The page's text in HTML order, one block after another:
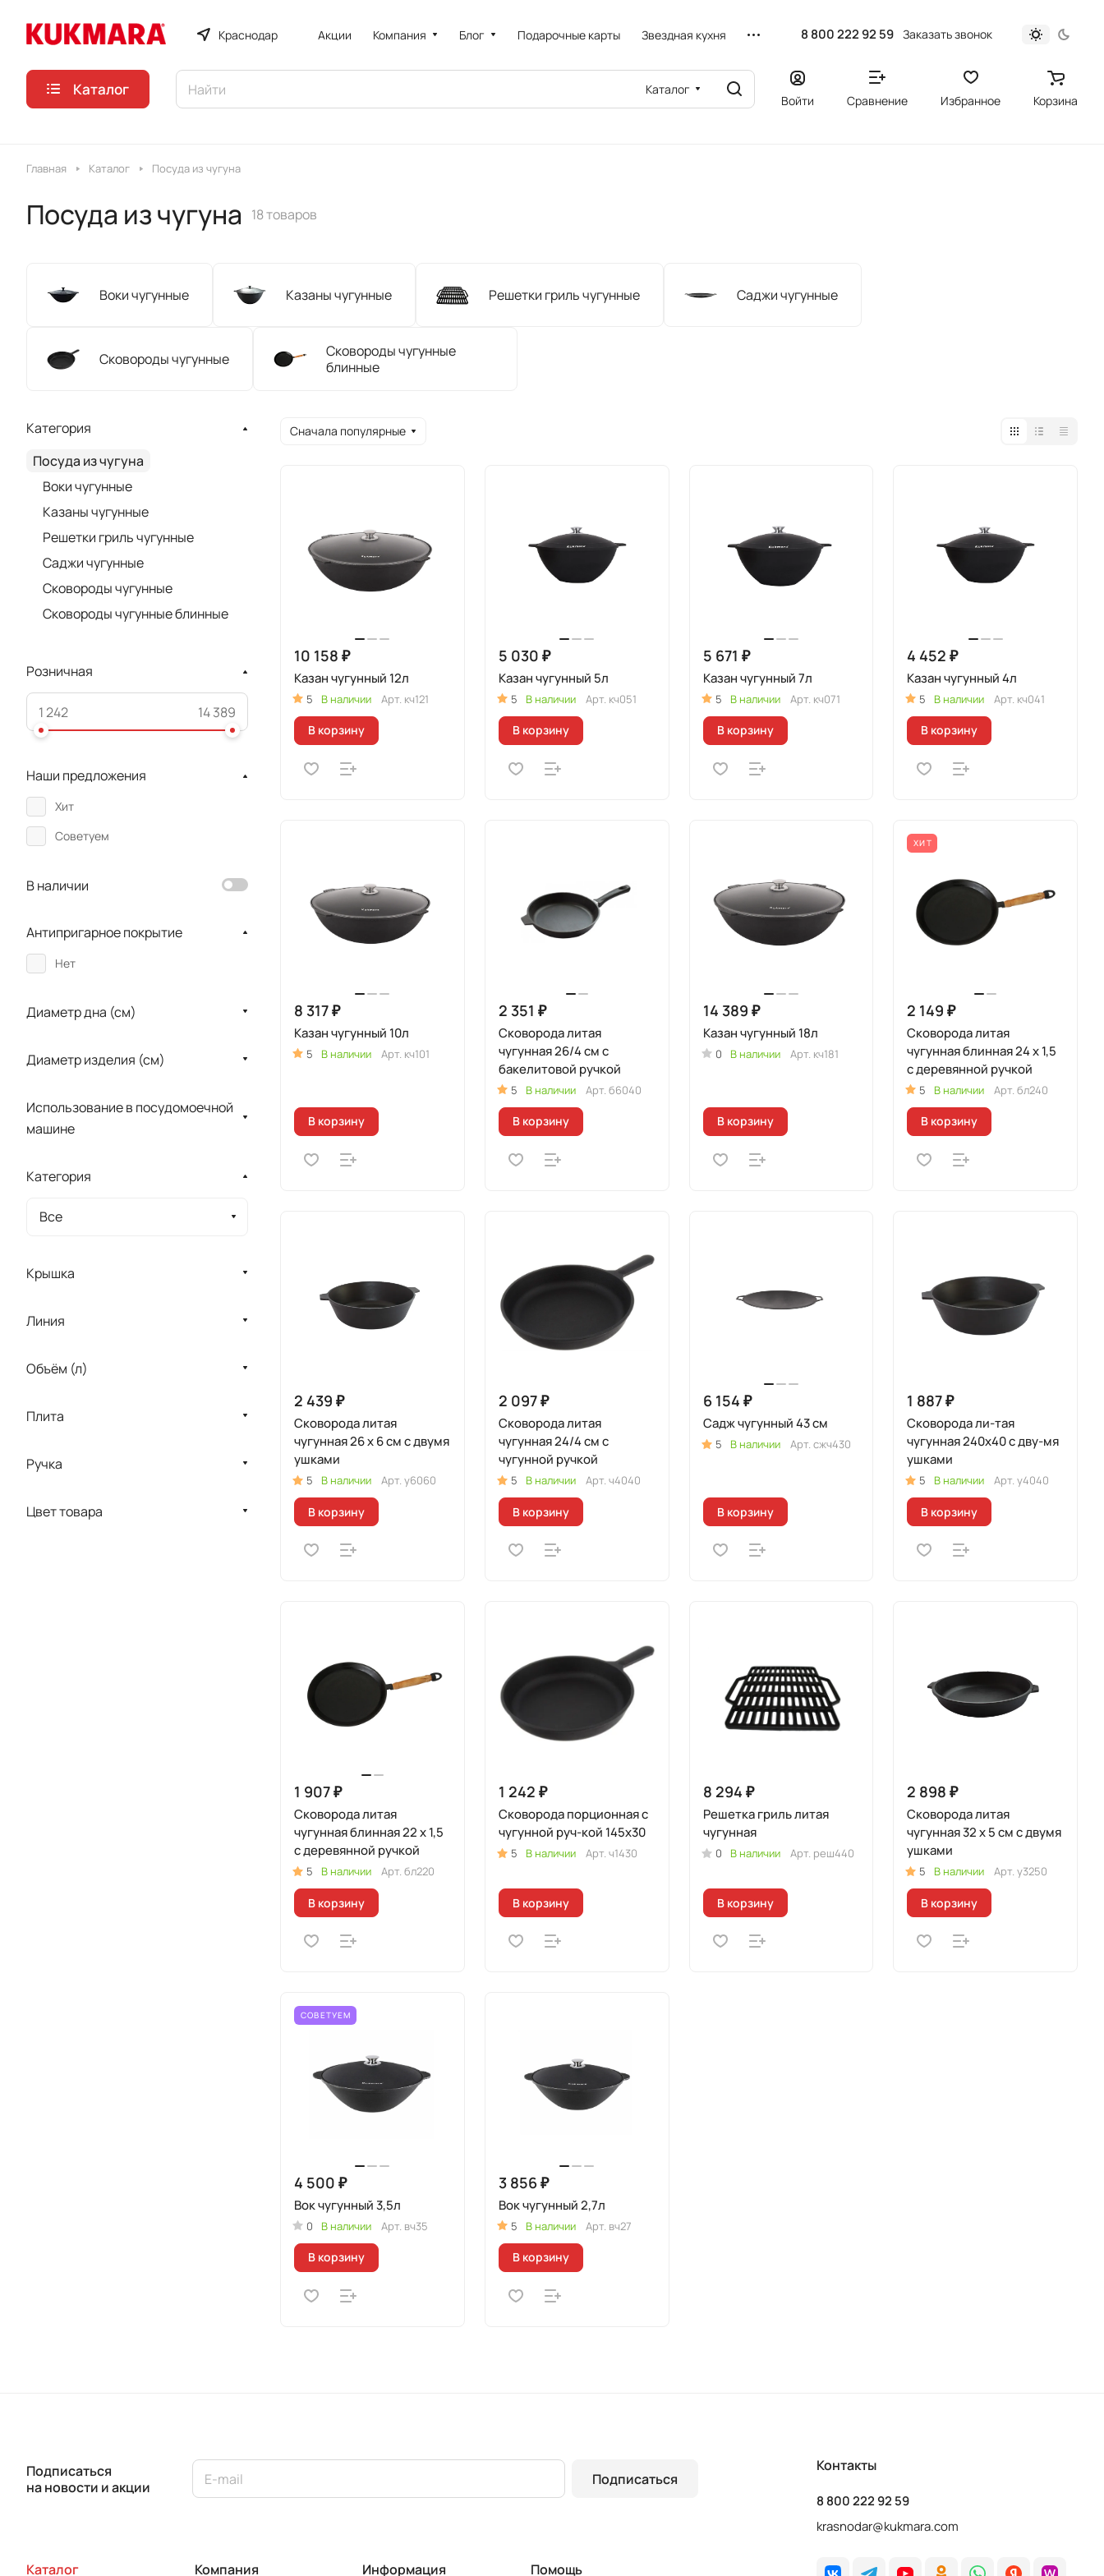
Краснодар Акции Компания Блог Подарочные карты Звездная кухня 8 800 222 92 59 Заказать звонок
Каталог Каталог
Войти Сравнение Избранное Корзина
Главная Каталог Посуда из чугуна
Посуда из чугуна 18 товаров
Воки чугунные Казаны чугунные Решетки гриль чугунные Саджи чугунные
Сковороды чугунные
Сковороды чугунные
блинные
Сначала популярные
10 158 ₽
Казан чугунный 12л
5 В наличии Арт. кч121
В корзину
5 030 ₽
Казан чугунный 5л
5 В наличии Арт. кч051
В корзину
5 671 ₽
Казан чугунный 7л
5 В наличии Арт. кч071
В корзину
4 452 ₽
Казан чугунный 4л
5 В наличии Арт. кч041
В корзину
8 317 ₽
Казан чугунный 10л
5 В наличии Арт. кч101
В корзину
2 351 ₽
Сковорода литая
чугунная 26/4 см с
бакелитовой ручкой
5 В наличии Арт. б6040
В корзину
14 389 ₽
Казан чугунный 18л
0 В наличии Арт. кч181
В корзину
ХИТ
2 149 ₽
Сковорода литая
чугунная блинная 24 x 1,5
с деревянной ручкой
5 В наличии Арт.бл240
В корзину
2 439 ₽
Сковорода литая
чугунная 26 х 6 см с двумя
ушками
5 В наличии Арт. у6060
В корзину
2 097 ₽
Сковорода литая
чугунная 24/4 см с
чугунной ручкой
5 В наличии Арт. ч4040
В корзину
6 154 ₽
Садж чугунный 43 см
5 В наличии Арт. сжч430
В корзину
1 887 ₽
Сковорода ли-тая
чугунная 240х40 с дву-мя
ушками
5 В наличии Арт.у4040
В корзину
1 907 ₽
Сковорода литая
чугунная блинная 22 x 1,5
с деревянной ручкой
5 В наличии Арт. бл220
В корзину
1 242 ₽
Сковорода порционная с
чугунной руч-кой 145х30
5 В наличии Арт. ч1430
В корзину
8 294 ₽
Решетка гриль литая
чугунная
0 В наличии Арт. реш440
В корзину
2 898 ₽
Сковорода литая
чугунная 32 х 5 см с двумя
ушками
5 В наличии Арт.у3250
В корзину
СОВЕТУЕМ
4 500 ₽
Вок чугунный 3,5л
0 В наличии Арт. вч35
В корзину
3 856 ₽
Вок чугунный 2,7л
5 В наличии Арт. вч27
В корзину
Категория
Посуда из чугуна
Воки чугунные
Казаны чугунные
Решетки гриль чугунные
Саджи чугунные
Сковороды чугунные
Сковороды чугунные блинные
Розничная
Наши предложения
Хит
Советуем
В наличии
Антипригарное покрытие
Нет
Диаметр дна (см)
Диаметр изделия (см)
Использование в посудомоечной
машине
Категория
Все
Крышка
Линия
Объём (л)
Плита
Ручка
Цвет товара
Подписаться
на новости и акции
Подписаться
Каталог Компания Информация Помощь
Контакты
8 800 222 92 59
krasnodar@kukmara.com